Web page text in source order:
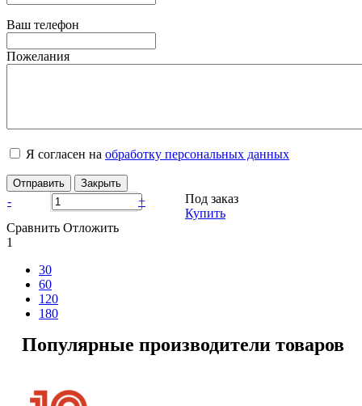
Ваш телефон
Пожелания
Я согласен на обработку персональных данных
Отправить Закрыть
- +
Под заказ
Купить
Сравнить Отложить
1
30
60
120
180
Популярные производители товаров